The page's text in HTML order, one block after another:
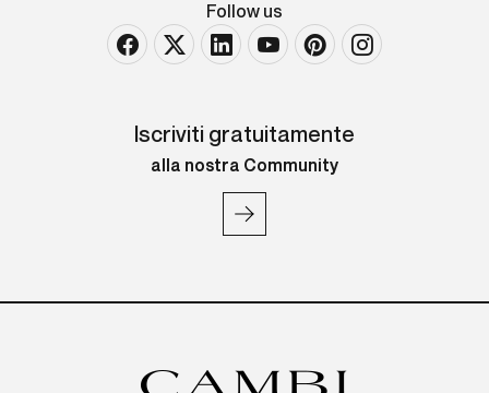
Follow us
Iscriviti gratuitamente
alla nostra Community